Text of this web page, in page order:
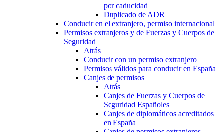
por caducidad
Duplicado de ADR
Conducir en el extranjero, permiso internacional
Permisos extranjeros y de Fuerzas y Cuerpos de
Seguridad
Atrás
Conducir con un permiso extranjero
Permisos válidos para conducir en España
Canjes de permisos
Atrás
Canjes de Fuerzas y Cuerpos de
Seguridad Españoles
Canjes de diplomáticos acreditados
en España